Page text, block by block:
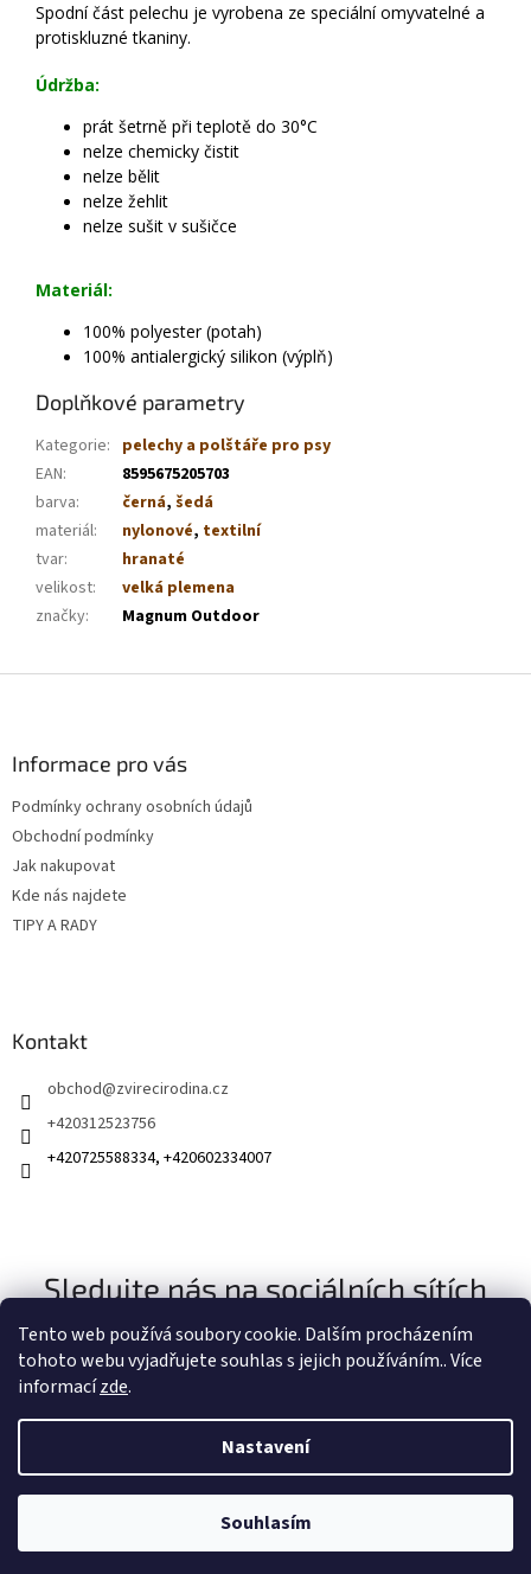
Tento web používá soubory cookie. Dalším procházením
tohoto webu vyjadřujete souhlas s jejich používáním.. Více
informacízde.
Nastavení
Souhlasím
Spodní část pelechu je vyrobena ze speciální omyvatelné a
protiskluzné tkaniny.
Údržba:
prát šetrně při teplotě do 30°C
nelze chemicky čistit
nelze bělit
nelze žehlit
nelze sušit v sušičce
Materiál:
100% polyester (potah)
100% antialergický silikon (výplň)
Doplňkové parametry
Kategorie: pelechy a polštáře pro psy
EAN:
8595675205703
barva: černá, šedá
materiál: nylonové, textilní
tvar:
hranaté
velikost:
velká plemena
značky: Magnum Outdoor
Informace pro vás
Podmínky ochrany osobních údajů
Obchodní podmínky
Jak nakupovat
Kde nás najdete
TIPY A RADY
Kontakt
obchod@zvirecirodina.cz
+420312523756
+420725588334, +420602334007
Sledujte nás na sociálních sítích
Vytvořil Shoptet
Zvířecí rodina. Všechna práva vyhrazena.
Získejte slevu 100 Kč